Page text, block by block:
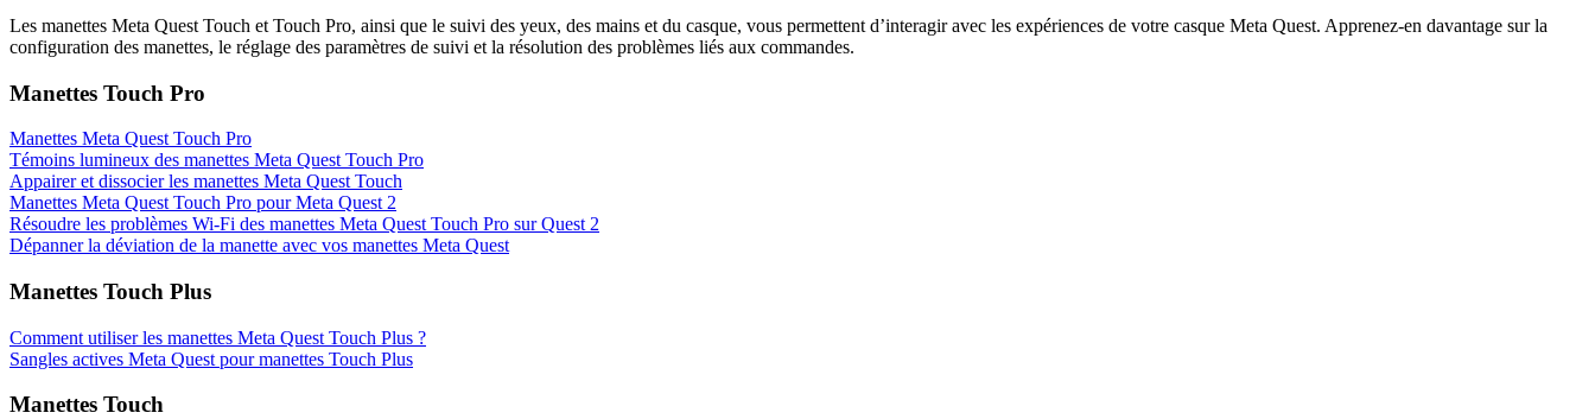
Les manettes Meta Quest Touch et Touch Pro, ainsi que le suivi des yeux, des mains et du casque, vous permettent d’interagir avec les expériences de votre casque Meta Quest. Apprenez-en davantage sur la
configuration des manettes, le réglage des paramètres de suivi et la résolution des problèmes liés aux commandes.
Manettes Touch Pro
Manettes Meta Quest Touch Pro
Témoins lumineux des manettes Meta Quest Touch Pro
Appairer et dissocier les manettes Meta Quest Touch
Manettes Meta Quest Touch Pro pour Meta Quest 2
Résoudre les problèmes Wi-Fi des manettes Meta Quest Touch Pro sur Quest 2
Dépanner la déviation de la manette avec vos manettes Meta Quest
Manettes Touch Plus
Comment utiliser les manettes Meta Quest Touch Plus ?
Sangles actives Meta Quest pour manettes Touch Plus
Manettes Touch